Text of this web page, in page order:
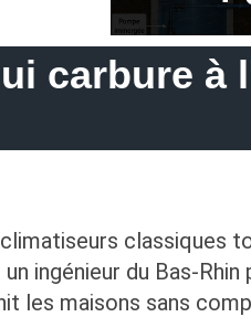
carbure à
classiques
ingénieur du Bas-Rhin
les maisons sans